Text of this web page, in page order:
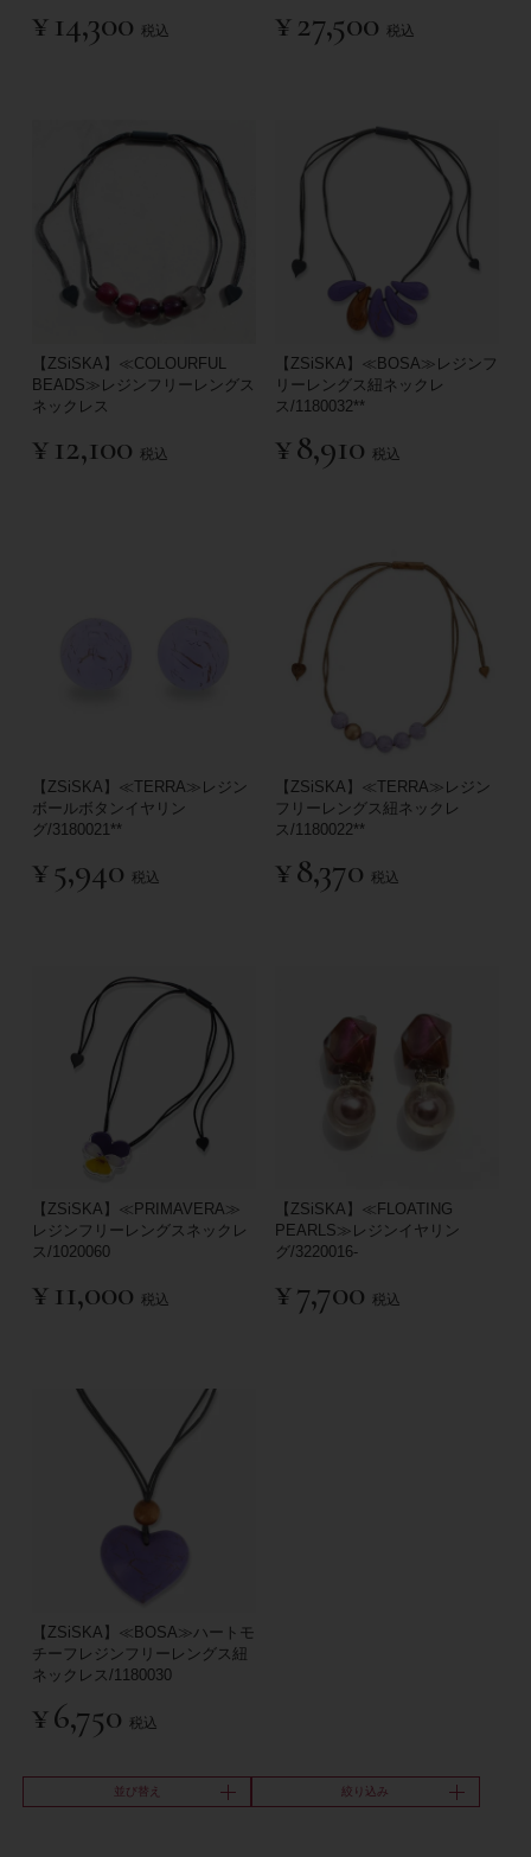
¥ 14,300 税込 ¥27,500 税込
【ZSiSKA】≪COLOURFUL
BEADS≫レジンフリーレングス
ネックレス
¥ 12,100 税込
【ZSiSKA】≪BOSA≫レジンフ
リーレングス紐ネックレ
ス/1180032**
¥8,910 税込
【ZSiSKA】≪TERRA≫レジン
ボールボタンイヤリン
グ/3180021**
¥5,940 税込
【ZSiSKA】≪TERRA≫レジン
フリーレングス紐ネックレ
ス/1180022**
¥8,370 税込
【ZSiSKA】≪PRIMAVERA≫
レジンフリーレングスネックレ
ス/1020060
¥ 11,000 税込
【ZSiSKA】≪FLOATING
PEARLS≫レジンイヤリン
グ/3220016-
¥7,700 税込
【ZSiSKA】≪BOSA≫ハートモ
チーフレジンフリーレングス紐
ネックレス/1180030
¥6,750 税込
並び替え 絞り込み